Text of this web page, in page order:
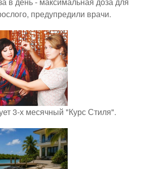
предупредили врачи.
3-х месячный "Курс Стиля".